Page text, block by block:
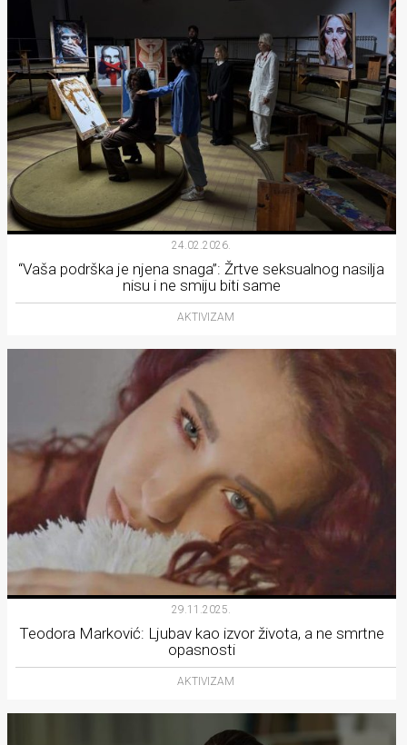
24.02.2026.
“Vaša podrška je njena snaga”: Žrtve seksualnog nasilja
nisu i ne smiju biti same
AKTIVIZAM
29.11.2025.
Teodora Marković: Ljubav kao izvor života, a ne smrtne
opasnosti
AKTIVIZAM